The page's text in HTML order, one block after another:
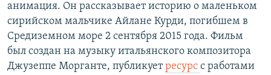
анимация. Он рассказывает историю о маленьком
сирийском мальчике Айлане Курди, погибшем в
Средиземном море 2 сентября 2015 года. Фильм
был создан на музыку итальянского композитора
Джузеппе Морганте, публикуетресурс с работами